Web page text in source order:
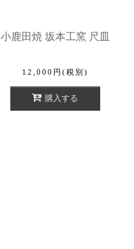
小鹿田焼 坂本工窯 尺皿
12,000 円 (税別)
購入する